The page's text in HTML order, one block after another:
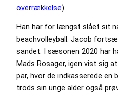
overrækkelse)
Han har for længst slået sit
beachvolleyball. Jacob
sandet. I sæsonen 2020 har
Mads Rosager, igen vist sig
par, hvor de indkasserede en
trods sin unge alder også